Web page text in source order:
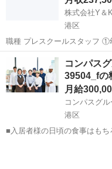
株式会社Y＆
港区
職種 プレスクールスタッフ
量が圧倒的に少ない＝その分
勤の割合が低い（年4日程度
めて夏季休暇として...
東京 港区 保育士
コンパス
39504_fの
月給
コンパスグ
港区
■入居者様の日頃の食事はも